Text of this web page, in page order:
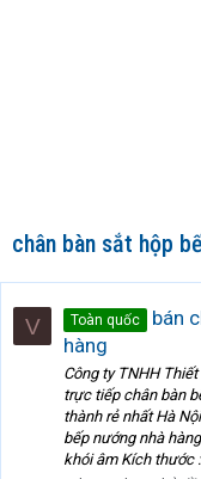
chân bàn sắt hộp
V Toàn quốc
bán
hàng
Công ty TNHH
trực tiếp chân bàn
thành rẻ nhất Hà
bếp nướng nhà
khói âm Kích thước